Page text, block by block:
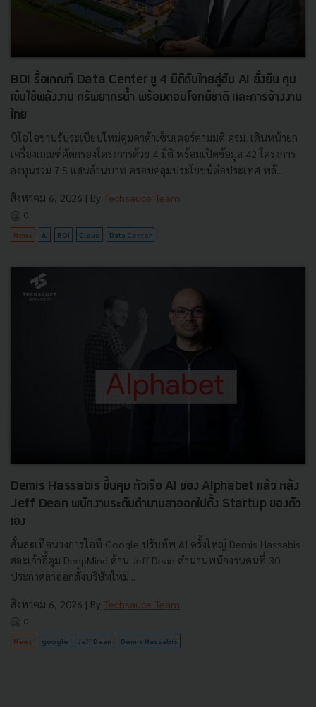
BOI รื้อเกณฑ์ Data Center ชู 4 มิติดันไทยสู่ฮับ AI ยั่งยืน คุม
เข้มใช้พลังงาน ทรัพยากรน้ำ พร้อมตอบโจทย์ชาติ และการจ้างงาน
ไทย
บีโอไอขานรับระเบียบใหม่คุมดาต้าเซ็นเตอร์ตามมติ ครม. เดินหน้ายก
เครื่องเกณฑ์คัดกรองโครงการด้วย 4 มิติ พร้อมเปิดข้อมูล 42 โครงการ
ลงทุนรวม 7.5 แสนล้านบาท ครอบคลุมประโยชน์ต่อประเทศ พลั...
สิงหาคม 6, 2026 | By Techsauce Team
0
News AI BOI Cloud Data Center
Demis Hassabis ขึ้นคุม หัวเรือ AI ของ Alphabet แล้ว หลัง
Jeff Dean พนักงานระดับตำนานลาออกไปตั้ง Startup ของตัว
เอง
สั่นสะเทือนวงการไอที Google ปรับทัพ AI ครั้งใหญ่ Demis Hassabis
สละเก้าอี้คุม DeepMind ด้าน Jeff Dean ตำนานพนักงานคนที่ 30
ประกาศลาออกตั้งบริษัทใหม่...
สิงหาคม 6, 2026 | By Techsauce Team
0
News google Jeff Dean Demis Hassabis